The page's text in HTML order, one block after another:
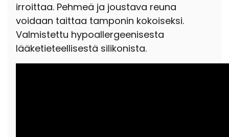
irroittaa. Pehmeä ja joustava reuna
voidaan taittaa tamponin kokoiseksi.
Valmistettu hypoallergeenisesta
lääketieteellisestä silikonista.